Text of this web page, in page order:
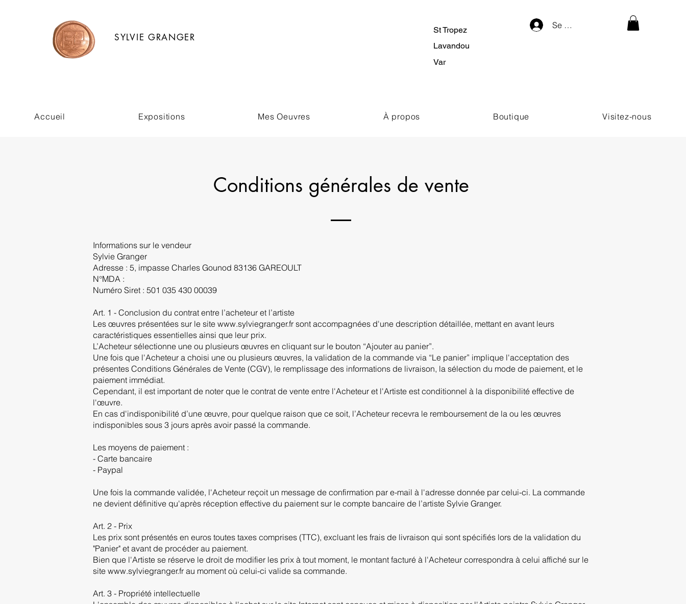
SYLVIE GRANGER
St Tropez Se connecter
Lavandou
Var
Accueil Expositions Mes Oeuvres À propos Boutique Visitez-nous
Conditions générales de vente
Informations sur le vendeur
Sylvie Granger
Adresse : 5, impasse Charles Gounod 83136 GAREOULT
N°MDA :
Numéro Siret : 501 035 430 00039
Art. 1 - Conclusion du contrat entre l’acheteur et l’artiste
Les œuvres présentées sur le site www.sylviegranger.fr sont accompagnées d'une description détaillée, mettant en avant leurs
caractéristiques essentielles ainsi que leur prix.
L’Acheteur sélectionne une ou plusieurs œuvres en cliquant sur le bouton “Ajouter au panier”.
Une fois que l'Acheteur a choisi une ou plusieurs œuvres, la validation de la commande via “Le panier” implique l'acceptation des
présentes Conditions Générales de Vente (CGV), le remplissage des informations de livraison, la sélection du mode de paiement, et le
paiement immédiat.
Cependant, il est important de noter que le contrat de vente entre l'Acheteur et l'Artiste est conditionnel à la disponibilité effective de
l'œuvre.
En cas d'indisponibilité d’une œuvre, pour quelque raison que ce soit, l’Acheteur recevra le remboursement de la ou les œuvres
indisponibles sous 3 jours après avoir passé la commande.
Les moyens de paiement :
- Carte bancaire
- Paypal
Une fois la commande validée, l'Acheteur reçoit un message de confirmation par e-mail à l'adresse donnée par celui-ci. La commande
ne devient définitive qu'après réception effective du paiement sur le compte bancaire de l’artiste Sylvie Granger.
Art. 2 - Prix
Les prix sont présentés en euros toutes taxes comprises (TTC), excluant les frais de livraison qui sont spécifiés lors de la validation du
"Panier" et avant de procéder au paiement.
Bien que l'Artiste se réserve le droit de modifier les prix à tout moment, le montant facturé à l'Acheteur correspondra à celui affiché sur le
site www.sylviegranger.fr au moment où celui-ci valide sa commande.
Art. 3 - Propriété intellectuelle